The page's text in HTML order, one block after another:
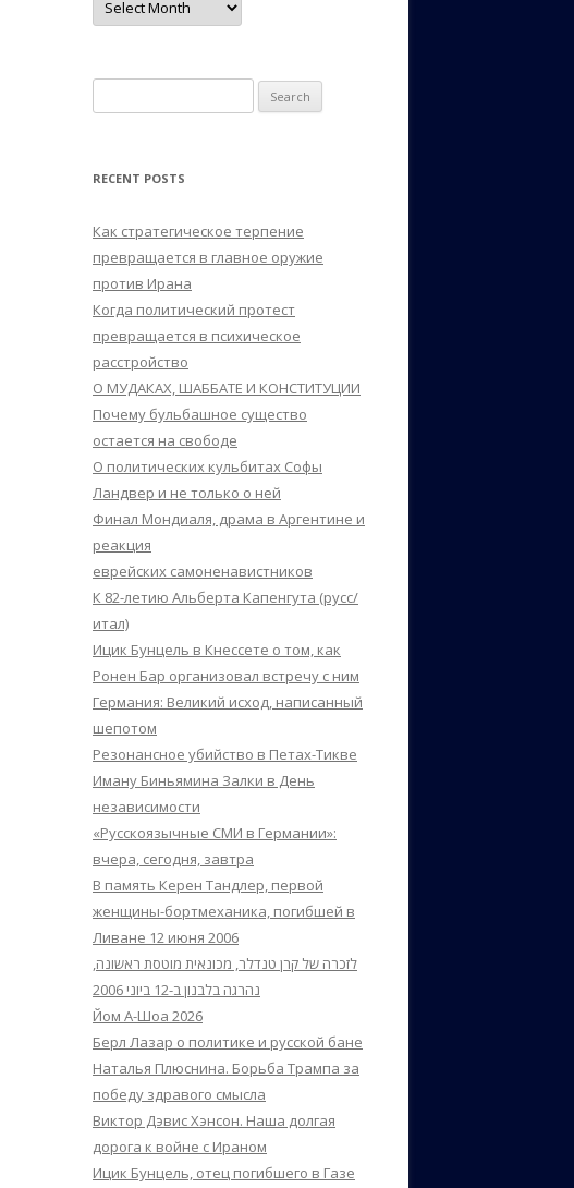
for:
RECENT POSTS
Как стратегическое терпение
превращается в главное оружие
против Ирана
Когда политический протест
превращается в психическое
расстройство
О МУДАКАХ, ШАББАТЕ И КОНСТИТУЦИИ
Почему бульбашное существо
остается на свободе
О политических кульбитах Софы
Ландвер и не только о ней
Финал Мондиаля, драма в Аргентине и
реакция
еврейских самоненавистников
К 82-летию Альберта Капенгута (русс/
итал)
Ицик Бунцель в Кнессете о том, как
Ронен Бар организовал встречу с ним
Германия: Великий исход, написанный
шепотом
Резонансное убийство в Петах-Тикве
Иману Биньямина Залки в День
независимости
«Русскоязычные СМИ в Германии»:
вчера, сегодня, завтра
В память Керен Тандлер, первой
женщины-бортмеханика, погибшей в
Ливане 12 июня 2006
לזכרה של קרן טנדלר, מכונאית מוטסת ראשונה,
נהרגה בלבנון ב-12 ביוני 2006
Йом А-Шоа 2026
Берл Лазар о политике и русской бане
Наталья Плюснина. Борьба Трампа за
победу здравого смысла
Виктор Дэвис Хэнсон. Наша долгая
дорога к войне с Ираном
Ицик Бунцель, отец погибшего в Газе